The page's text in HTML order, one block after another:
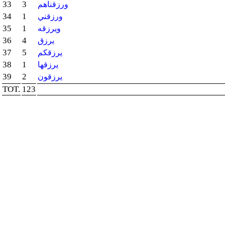
33 3 ورزقناهم
34 1 ورزقني
35 1 ويرزقه
36 4 يرزق
37 5 يرزقكم
38 1 يرزقها
39 2 يرزقون
TOT. 123